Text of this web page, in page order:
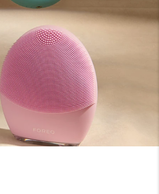
Mina enheter
Mina beställningar
Mina adresser
Mina prenumerationer